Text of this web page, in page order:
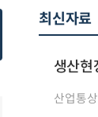
최신자료
생산현
산업통